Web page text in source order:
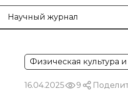
Научный журнал
Физическая культура
16.04.2025 9